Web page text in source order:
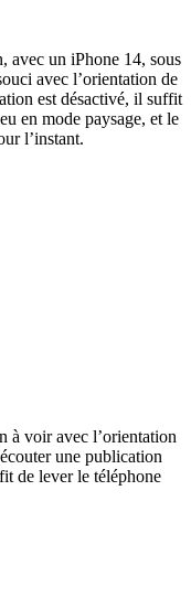
avec un iPhone 14, sous
avec l’orientation de
est désactivé, il suffit
en mode paysage, et le
l’instant.
à voir avec l’orientation
une publication
de lever le téléphone